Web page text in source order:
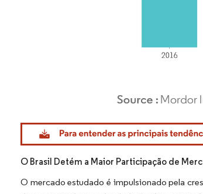
Imagem © Mordor Intelligence. O reuso requer atribuição
O Brasil Detém a Maior Participação de
O mercado estudado é impulsionado pela